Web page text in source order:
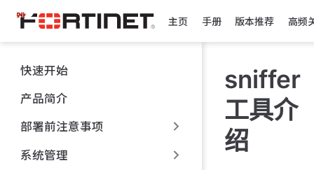
跳
至
主
內
容
主页 手册 版本推荐 高频
快速开始
产品简介
部署前注意事项
系统管理
sniffer
工具介
绍